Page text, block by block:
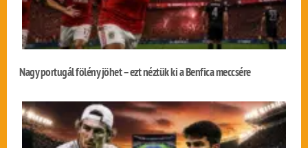
Nagy portugál fölény jöhet – ezt néztük ki a Benfica meccsére